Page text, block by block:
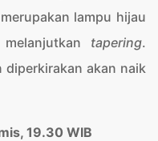
lampu hijau
tapering.
diperkirakan akan naik
19.30 WIB